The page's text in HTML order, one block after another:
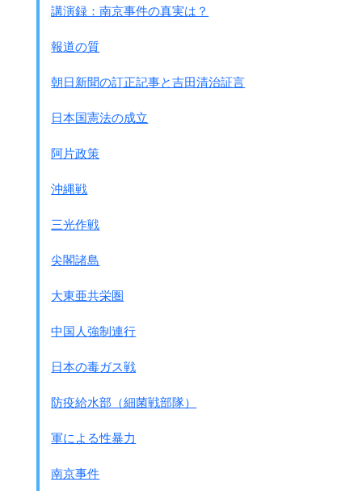
講演録：南京事件の真実は？
報道の質
朝日新聞の訂正記事と吉田清治証言
日本国憲法の成立
阿片政策
沖縄戦
三光作戦
尖閣諸島
大東亜共栄圏
中国人強制連行
日本の毒ガス戦
防疫給水部（細菌戦部隊）
軍による性暴力
南京事件